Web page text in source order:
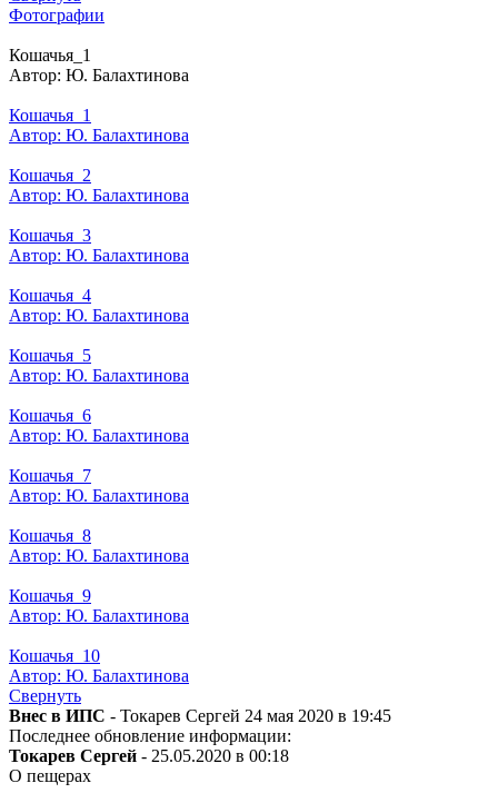
Фотографии
Кошачья_1
Автор: Ю. Балахтинова
Кошачья_1
Автор: Ю. Балахтинова
Кошачья_2
Автор: Ю. Балахтинова
Кошачья_3
Автор: Ю. Балахтинова
Кошачья_4
Автор: Ю. Балахтинова
Кошачья_5
Автор: Ю. Балахтинова
Кошачья_6
Автор: Ю. Балахтинова
Кошачья_7
Автор: Ю. Балахтинова
Кошачья_8
Автор: Ю. Балахтинова
Кошачья_9
Автор: Ю. Балахтинова
Кошачья_10
Автор: Ю. Балахтинова
Свернуть
Внес в ИПС - Токарев Сергей 24 мая 2020 в 19:45
Последнее обновление информации:
Токарев Сергей - 25.05.2020 в 00:18
О пещерах